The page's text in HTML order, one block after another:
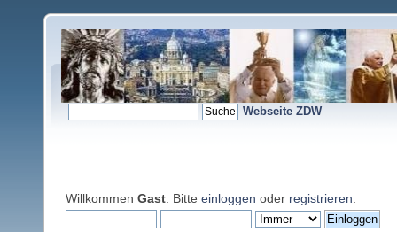
Webseite ZDW
Willkommen Gast . Bitte einloggen oder registrieren